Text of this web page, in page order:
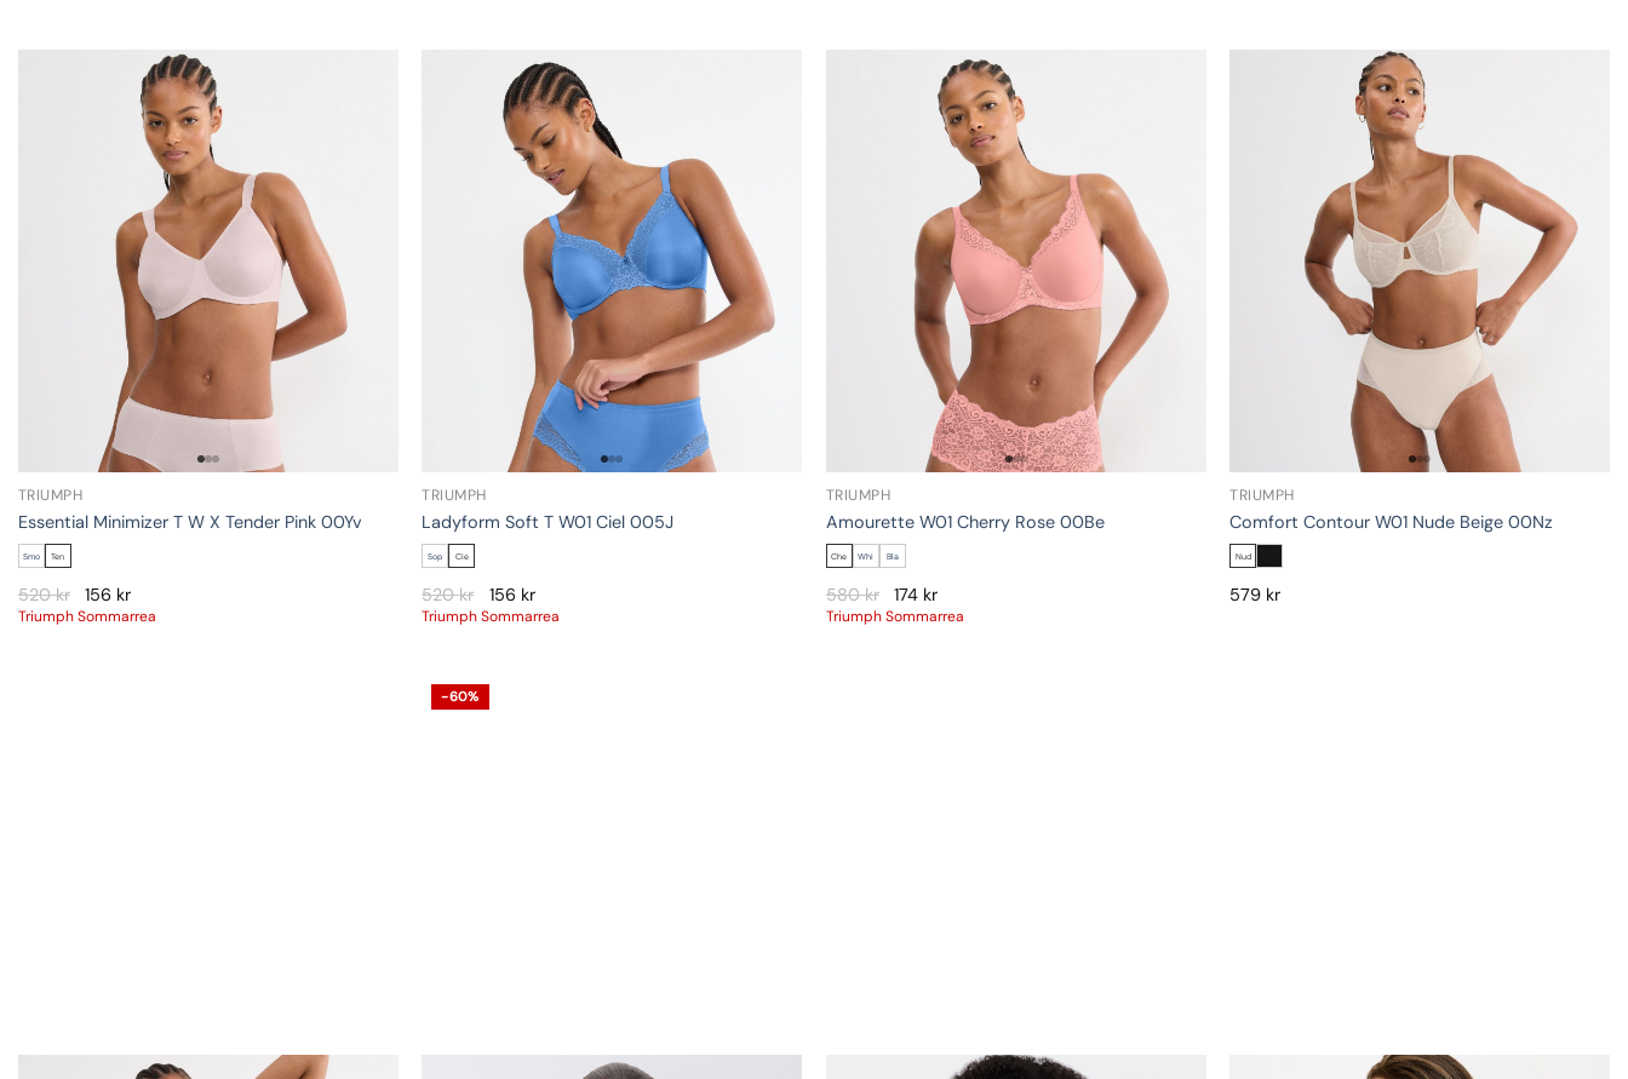
TRIUMPH
Essential Minimizer T W X Tender Pink 00Yv
Smo Ten
520kr 156 kr
Triumph Sommarrea
TRIUMPH
Ladyform Soft T W01 Ciel 005J
Sop Cie
520kr 156 kr
Triumph Sommarrea
TRIUMPH
Amourette W01 Cherry Rose 00Be
Che Whi Bla
580kr 174 kr
Triumph Sommarrea
TRIUMPH
Comfort Contour W01 Nude Beige 00Nz
Nud
579 kr
-60%